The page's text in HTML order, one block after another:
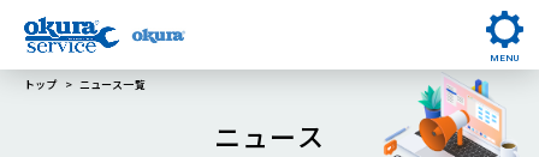
MENU
トップ ニュース一覧
ニュース